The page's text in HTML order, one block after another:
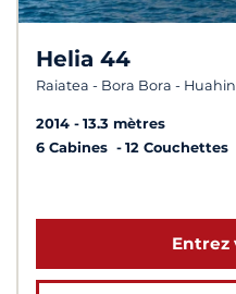
Helia 44
Raiatea - Bora Bora -
2014
13.3 mètres
6 Cabines
12 Couchettes
Entrez